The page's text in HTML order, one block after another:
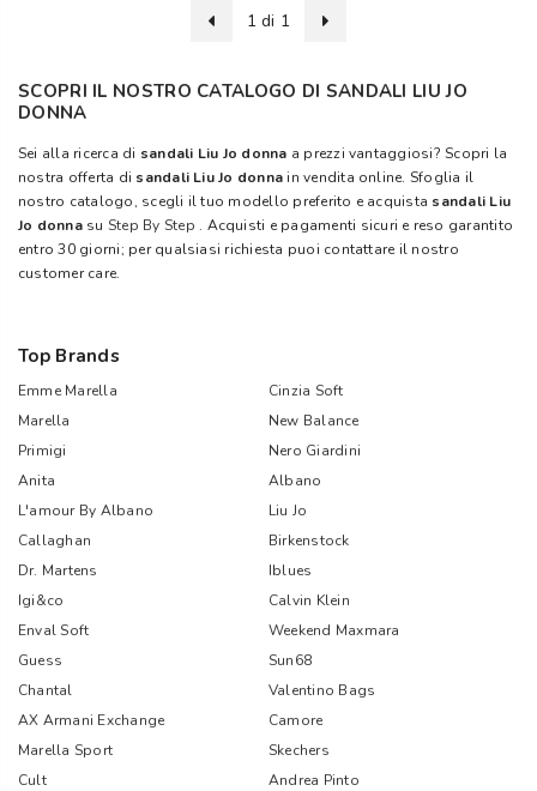
1 di 1
SCOPRI IL NOSTRO CATALOGO DI SANDALI LIU JO
DONNA
Sei alla ricerca di sandali Liu Jo donna a prezzi vantaggiosi? Scopri la
nostra offerta di sandali Liu Jo donna in vendita online. Sfoglia il
nostro catalogo, scegli il tuo modello preferito e acquista sandali Liu
Jo donna su Step By Step . Acquisti e pagamenti sicuri e reso garantito
entro 30 giorni; per qualsiasi richiesta puoi contattare il nostro
customer care.
Top Brands
Emme Marella
Cinzia Soft
Marella
New Balance
Primigi
Nero Giardini
Anita
Albano
L'amour By Albano
Liu Jo
Callaghan
Birkenstock
Dr. Martens
Iblues
Igi&co
Calvin Klein
Enval Soft
Weekend Maxmara
Guess
Sun68
Chantal
Valentino Bags
AX Armani Exchange
Camore
Marella Sport
Skechers
Cult
Andrea Pinto